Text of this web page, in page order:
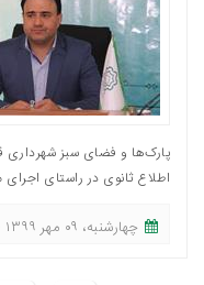
پارک‌ها و فضای سبز شهرداری
اطلاع ثانوی در راستای اجرای
چهارشنبه، ٠٩ مهر ١٣٩٩ - ١٢:٥٢